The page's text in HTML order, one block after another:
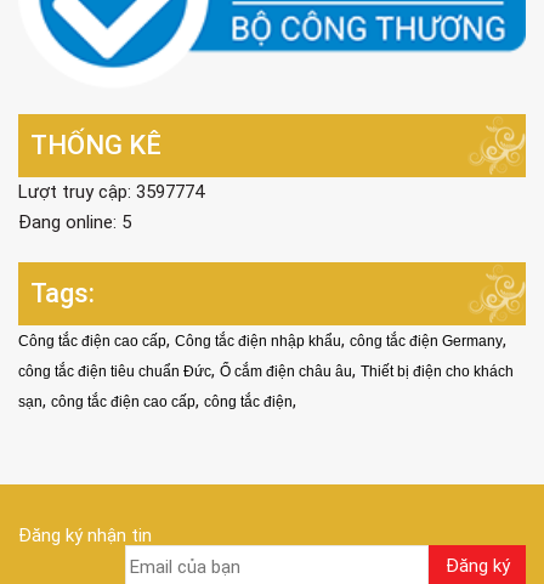
THỐNG KÊ
Lượt truy cập: 3597774
Đang online: 5
Tags:
Công tắc điện cao cấp, Công tắc điện nhập khẩu, công tắc điện Germany,
công tắc điện tiêu chuẩn Đức, Ổ cắm điện châu âu, Thiết bị điện cho khách
sạn, công tắc điện cao cấp, công tắc điện,
Đăng ký nhận tin